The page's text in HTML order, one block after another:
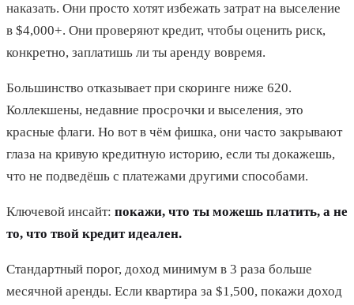
наказать. Они просто хотят избежать затрат на выселение
в $4,000+. Они проверяют кредит, чтобы оценить риск,
конкретно, заплатишь ли ты аренду вовремя.
Большинство отказывает при скоринге ниже 620.
Коллекшены, недавние просрочки и выселения, это
красные флаги. Но вот в чём фишка, они часто закрывают
глаза на кривую кредитную историю, если ты докажешь,
что не подведёшь с платежами другими способами.
Ключевой инсайт: покажи, что ты можешь платить, а не
то, что твой кредит идеален.
Стандартный порог, доход минимум в 3 раза больше
месячной аренды. Если квартира за $1,500, покажи доход